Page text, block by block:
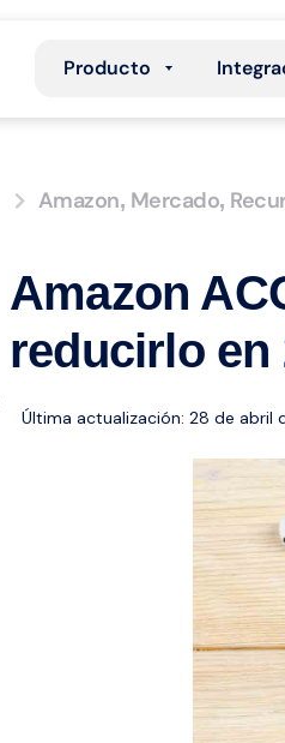
Producto
Amazon, Mercado,
Amazon
reducirlo en
Última actualización: 28 de abril